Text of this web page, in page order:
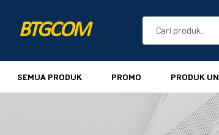
BTGCOM
PRODUK
SEMUA PRODUK PROMO PRODUK